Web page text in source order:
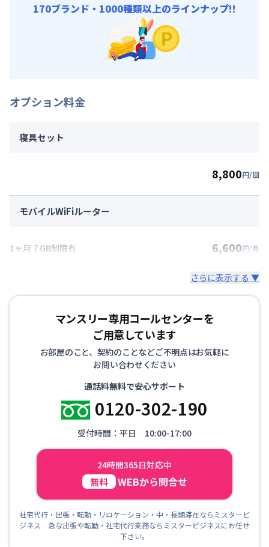
170ブランド・1000種類以上のラインナップ!!
オプション料金
寝具セット
8,800円/回
モバイルWiFiルーター
1ヶ月７GB制限有 6,600円/月
さらに表示する ▼
マンスリー専用コールセンターを
ご用意しています
お部屋のこと、契約のことなどご不明点はお気軽に
お問い合わせください
通話料無料で安心サポート
0120-302-190
受付時間：平日 10:00-17:00
24時間365日対応中
無料 WEBから問合せ
社宅代行・出張・転勤・リロケーション・中・長期滞在ならミスタービ
ジネス 急な出張や転勤・社宅代行業務ならミスタービジネスにお任せ
下さい。